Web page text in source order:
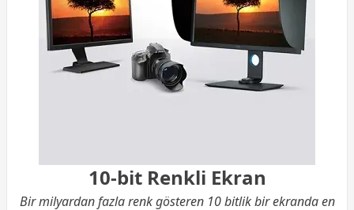
10-bit Renkli Ekran
Bir milyardan fazla renk gösteren 10 bitlik bir ekranda en